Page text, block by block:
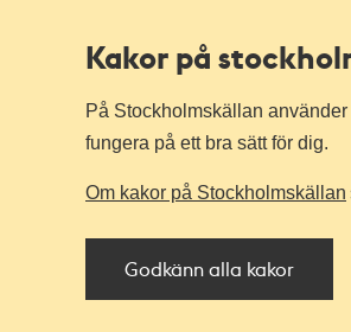
Kakor på
På Stockholmskällan
fungera på ett bra sätt för dig.
Om kakor på Stockholmskällan
Godkänn alla kakor